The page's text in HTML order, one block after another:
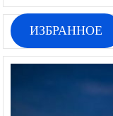
ИЗБРАННОЕ